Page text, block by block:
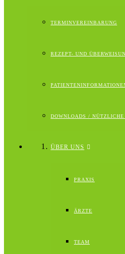
TERMINVEREINBARUNG
REZEPT- UND
DOWNLOADS /
ÜBER UNS
PRAXIS
ÄRZTE
TEAM